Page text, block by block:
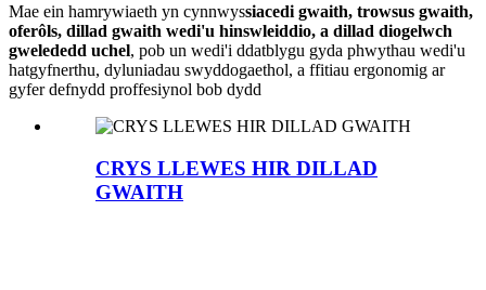
Mae ein hamrywiaeth yn cynnwyssiacedi gwaith, trowsus gwaith,
oferôls, dillad gwaith wedi'u hinswleiddio, a dillad diogelwch
gwelededd uchel, pob un wedi'i ddatblygu gyda phwythau wedi'u
hatgyfnerthu, dyluniadau swyddogaethol, a ffitiau ergonomig ar
gyfer defnydd proffesiynol bob dydd
CRYS LLEWES HIR DILLAD
GWAITH